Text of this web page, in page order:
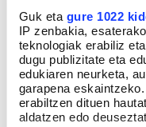
Guk eta gure 1022
IP zenbakia,
teknologiak erabiliz
dugu publizitate eta
edukiaren neurketa,
garapena
erabiltzen dituen
aldatzen edo